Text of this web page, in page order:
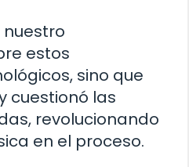
nuestro
estos
sino que
cuestionó las
revolucionando
en el proceso.